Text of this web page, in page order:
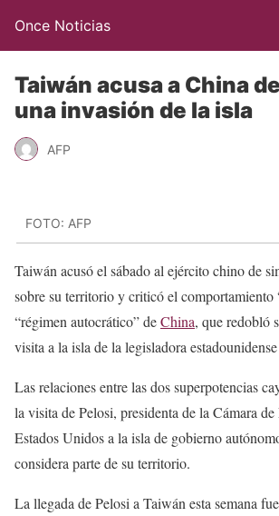
Once Noticias
Taiwán acusa a China
una invasión de la isla
AFP
FOTO: AFP
Taiwán acusó el sábado al ejército chino de
sobre su territorio y criticó el comportamiento
“régimen autocrático” deChina, que redobló
visita a la isla de la legisladora
Las relaciones entre las dos superpotencias
la visita de Pelosi, presidenta de la Cámara de
Estados Unidos a la isla de gobierno
considera parte de su territorio.
La llegada de Pelosi a Taiwán esta semana